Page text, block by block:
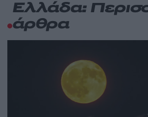
Ελλάδα:
άρθρα